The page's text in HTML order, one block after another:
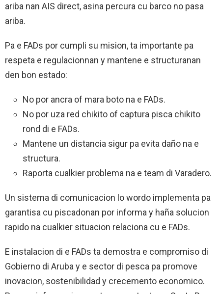
ariba nan AIS direct, asina percura cu barco no pasa
ariba.
Pa e FADs por cumpli su mision, ta importante pa
respeta e regulacionnan y mantene e structuranan
den bon estado:
No por ancra of mara boto na e FADs.
No por uza red chikito of captura pisca chikito
rond di e FADs.
Mantene un distancia sigur pa evita daño na e
structura.
Raporta cualkier problema na e team di Varadero.
Un sistema di comunicacion lo wordo implementa pa
garantisa cu piscadonan por informa y haña solucion
rapido na cualkier situacion relaciona cu e FADs.
E instalacion di e FADs ta demostra e compromiso di
Gobierno di Aruba y e sector di pesca pa promove
inovacion, sostenibilidad y crecemento economico.